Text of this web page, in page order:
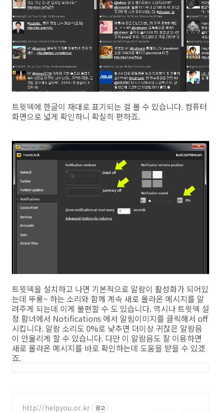
트윗덱에 한글이 재대로 표기되는 걸 볼 수 있습니다. 컴퓨터
화면으로 넓게 확인하니 확실히 편하죠.
트윗덱을 설치하고 나면 기본적으로 알람이 활성화가 되어있
는데 뚜룽~ 하는 소리와 함께 계속 새로 올라온 메시지를 알
려주게 되는데 이게 불편할 수 도 있습니다. 역시나 트윗덱 설
정 홤녀에서 Notifications 에서 알림이미지를 클릭해서 off
시킵니다. 알람 소리도 0%로 낮추면 더이상 귀찮은 알람음
이 안울리게 할 수 있습니다. 다만 이 알람음도 잘 이용하면
새로 올라온 메시지를 바로 확인하는데 도움을 받을 수 있겠
죠.
http://helpyou.or.kr 광고